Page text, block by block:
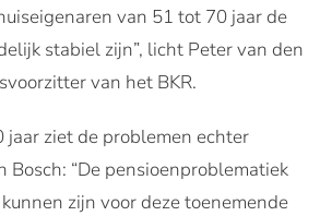
van 51 tot 70 jaar de
stabiel zijn”, licht Peter van den
van het BKR.
jaar ziet de problemen echter
Bosch: “De pensioenproblematiek
zijn voor deze toenemende